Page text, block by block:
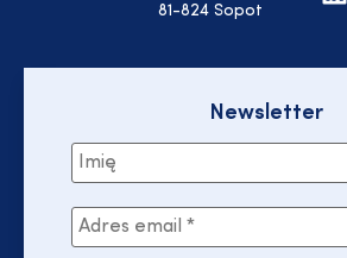
81-824 Sopot
Newsletter